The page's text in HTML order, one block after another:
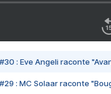
#30 : Eve Angeli raconte
#29 : MC Solaar raconte